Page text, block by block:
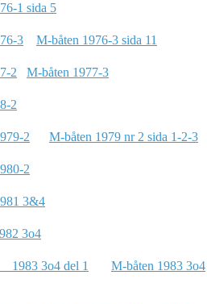
1 sida 5
3 M-båten 1976-3 sida 11
2 M-båten 1977-3
2
2 M-båten 1979 nr 2 sida 1-2-3
2
3&4
3o4
3o4 del 1
M-båten 1983 3o4